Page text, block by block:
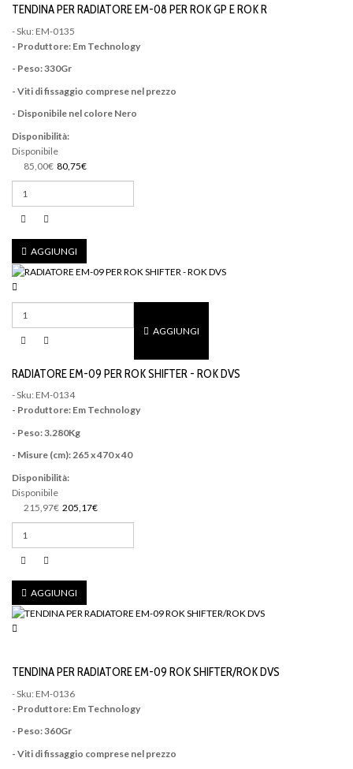
TENDINA PER RADIATORE EM-08 PER ROK GP E ROK R
- Sku: EM-0135
- Produttore: Em Technology
- Peso: 330Gr
- Viti di fissaggio comprese nel prezzo
- Disponibile nel colore Nero
Disponibilità:
Disponibile
85,00€ 80,75€
AGGIUNGI
AGGIUNGI
RADIATORE EM-09 PER ROK SHIFTER - ROK DVS
- Sku: EM-0134
- Produttore: Em Technology
- Peso: 3.280Kg
- Misure (cm): 265 x 470 x 40
Disponibilità:
Disponibile
215,97€ 205,17€
AGGIUNGI
TENDINA PER RADIATORE EM-09 ROK SHIFTER/ROK DVS
- Sku: EM-0136
- Produttore: Em Technology
- Peso: 360Gr
- Viti di fissaggio comprese nel prezzo